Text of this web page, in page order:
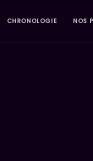
CHRONOLOGIE NOS